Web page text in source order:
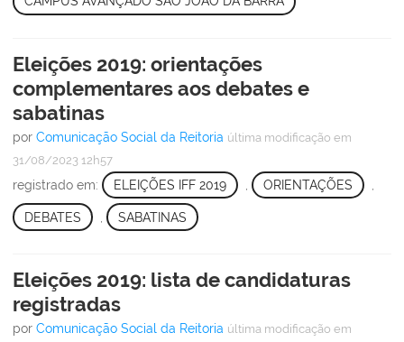
Eleições 2019: orientações
complementares aos debates e
sabatinas
por Comunicação Social da Reitoria última modificação em
31/08/2023 12h57
registrado em: ELEIÇÕES IFF 2019 ORIENTAÇÕES
DEBATES SABATINAS
Eleições 2019: lista de candidaturas
registradas
por Comunicação Social da Reitoria última modificação em